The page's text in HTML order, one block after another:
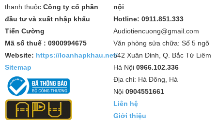
thanh thuộc Công ty cổ phần
đầu tư và xuất nhập khẩu
Tiến Cường
Mã số thuế : 0900994675
Website: https://loanhapkhau.net/
Sitemap
nội
Hotline: 0911.851.333
Audiotiencuong@gmail.com
Văn phòng sửa chữa: Số 5 ngõ
542 Xuân Đỉnh, Q. Bắc Từ Liêm
Hà Nội 0966.102.336
Địa chỉ: Hà Đông, Hà
Nội 0904551661
Liên hệ
Giới thiệu